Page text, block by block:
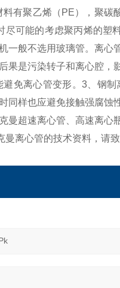
有聚乙烯（PE），聚
可能的考虑聚丙烯的塑
一般不选用玻璃管。离心
果是污染转子和离心腔，
免离心管变形。3、钢
同样也应避免接触强腐蚀
曼超速离心管、高速离心
离心管的技术资料，请致